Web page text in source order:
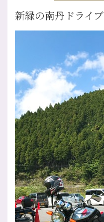
新緑の南丹ドライブ